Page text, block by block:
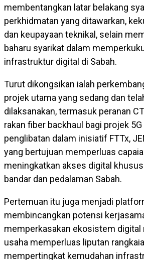
membentangkan latar belakang
perkhidmatan yang ditawarkan,
dan keupayaan teknikal, selain
baharu syarikat dalam
infrastruktur digital di Sabah.
Turut dikongsikan ialah
projek utama yang sedang dan
dilaksanakan, termasuk peranan
rakan fiber backhaul bagi projek
penglibatan dalam inisiatif FTTx,
yang bertujuan memperluas
meningkatkan akses digital
bandar dan pedalaman Sabah.
Pertemuan itu juga menjadi
membincangkan potensi
memperkasakan ekosistem digital
usaha memperluas liputan
mempertingkat kemudahan